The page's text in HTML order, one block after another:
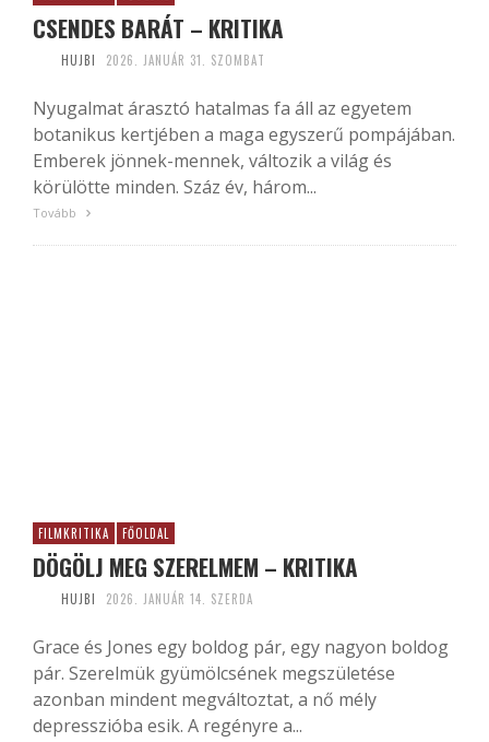
CSENDES BARÁT – KRITIKA
HUJBI 2026. JANUÁR 31. SZOMBAT
Nyugalmat árasztó hatalmas fa áll az egyetem
botanikus kertjében a maga egyszerű pompájában.
Emberek jönnek-mennek, változik a világ és
körülötte minden. Száz év, három...
Tovább
FILMKRITIKA FŐOLDAL
DÖGÖLJ MEG SZERELMEM – KRITIKA
HUJBI 2026. JANUÁR 14. SZERDA
Grace és Jones egy boldog pár, egy nagyon boldog
pár. Szerelmük gyümölcsének megszületése
azonban mindent megváltoztat, a nő mély
depresszióba esik. A regényre a...